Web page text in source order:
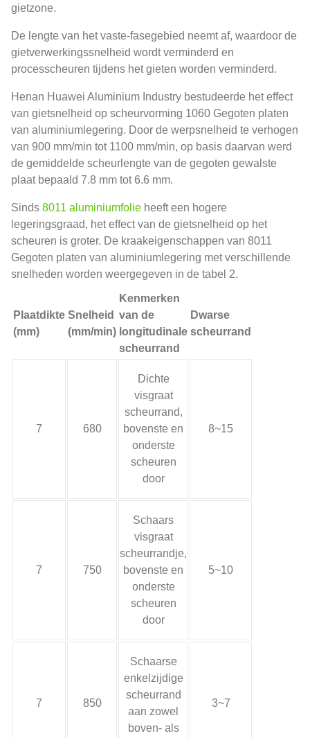
gietzone.
De lengte van het vaste-fasegebied neemt af, waardoor de
gietverwerkingssnelheid wordt verminderd en
processcheuren tijdens het gieten worden verminderd.
Henan Huawei Aluminium Industry bestudeerde het effect
van gietsnelheid op scheurvorming 1060 Gegoten platen
van aluminiumlegering. Door de werpsnelheid te verhogen
van 900 mm/min tot 1100 mm/min, op basis daarvan werd
de gemiddelde scheurlengte van de gegoten gewalste
plaat bepaald 7.8 mm tot 6.6 mm.
Sinds 8011 aluminiumfolie heeft een hogere
legeringsgraad, het effect van de gietsnelheid op het
scheuren is groter. De kraakeigenschappen van 8011
Gegoten platen van aluminiumlegering met verschillende
snelheden worden weergegeven in de tabel 2.
Plaatdikte
(mm)
Snelheid
(mm/min)
Kenmerken
van de
longitudinale
scheurrand
Dwarse
scheurrand
7 680
Dichte
visgraat
scheurrand,
bovenste en
onderste
scheuren
door
8~15
7 750
Schaars
visgraat
scheurrandje,
bovenste en
onderste
scheuren
door
5~10
7 850
Schaarse
enkelzijdige
scheurrand
aan zowel
boven- als
3~7